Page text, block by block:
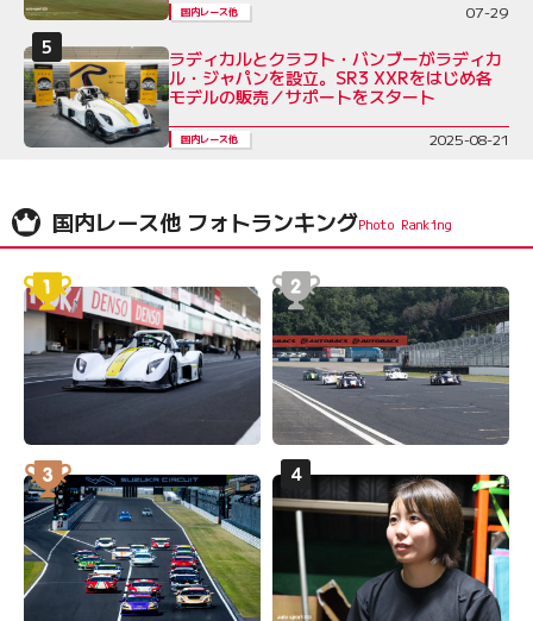
国内レース他 07-29
ラディカルとクラフト・バンブーがラディカ
ル・ジャパンを設立。SR3 XXRをはじめ各
モデルの販売／サポートをスタート
国内レース他 2025-08-21
国内レース他 フォトランキング